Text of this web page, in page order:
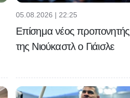
05.08.2026 | 22:25
Επίσημα νέος προπονητής
της Νιούκαστλ ο Γιάισλε